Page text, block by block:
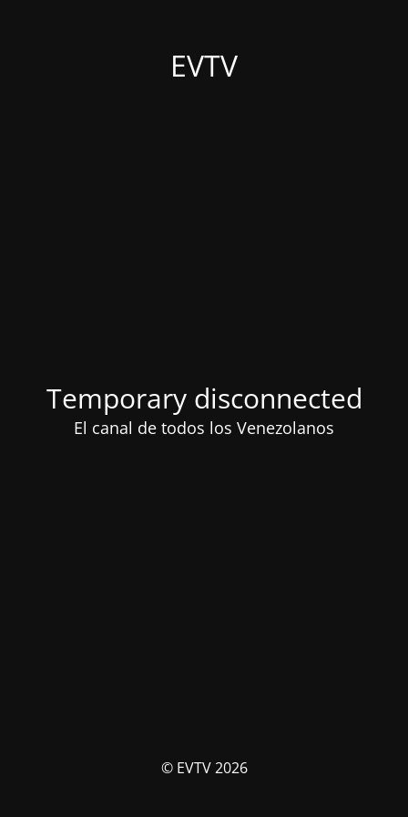
EVTV
Temporary disconnected
El canal de todos los Venezolanos
© EVTV 2026